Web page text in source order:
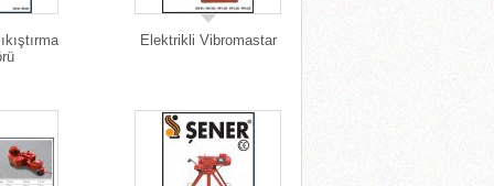
Elektrikli Vibromastar